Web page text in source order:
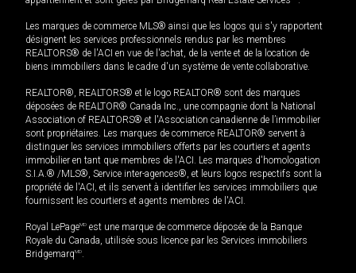
Les marques de commerce MLS® ainsi que les logos qui s'y rapportent
désignent les services professionnels rendus par les membres
REALTORS® de l'ACI en vue de l'achat, de la vente et de la location de
biens immobiliers dans le cadre d'un système de vente collaborative.
REALTOR®, REALTORS® et le logo REALTOR® sont des marques
déposées de REALTOR® Canada Inc., une compagnie dont la National
Association of REALTORS® et l'Association canadienne de l’immobilier
sont propriétaires. Les marques de commerce REALTOR® servent à
distinguer les services immobiliers offerts par les courtiers et agents
immobilier en tant que membres de l'ACI. Les marques d'homologation
S.I.A.® /MLS®, Service inter-agences®, et leurs logos respectifs sont la
propriété de l'ACI, et ils servent à identifier les services immobiliers que
fournissent les courtiers et agents membres de l'ACI.
Royal LePageMD est une marque de commerce déposée de la Banque
Royale du Canada, utilisée sous licence par les Services immobiliers
BridgemarqMD